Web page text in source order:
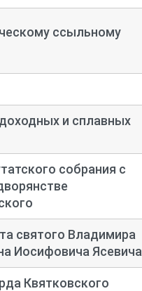
ссыльному
и сплавных
собрания с
святого Владимира
Иосифовича Ясевича
Квятковского